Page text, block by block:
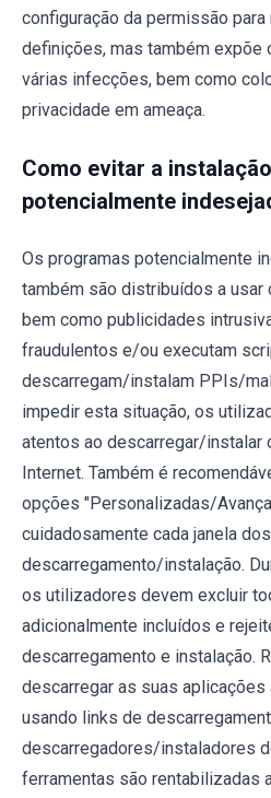
configuração da permissão
definições, mas também expõe
várias infecções, bem como
privacidade em ameaça.
Como evitar a
potencialmente
Os programas potencialmente
também são distribuídos a usar
bem como publicidades
fraudulentos e/ou executam
descarregam/instalam PPIs/
impedir esta situação, os
atentos ao descarregar/instalar
Internet. Também é
opções "Personalizadas/
cuidadosamente cada janela
descarregamento/instalação.
os utilizadores devem excluir
adicionalmente incluídos e
descarregamento e instalação.
descarregar as suas
usando links de
descarregadores/instaladores
ferramentas são rentabilizadas